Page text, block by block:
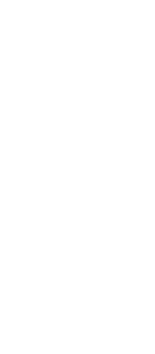
Con esto, ya
quiere dar de
pretende limitar
limitación se
responsables
RTA desde que
requisito
respecto a
independientes